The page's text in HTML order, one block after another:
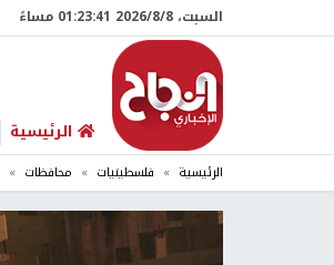
السبت، 8/‏8/‏2026 01:23:42 مساءً
الرئيسية
الرئيسية فلسطينيات محافظات